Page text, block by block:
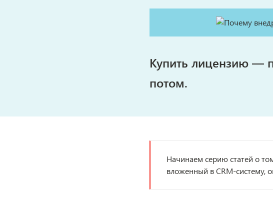
Купить лицензию —
потом.
Начинаем серию статей о
вложенный в CRM-систему,